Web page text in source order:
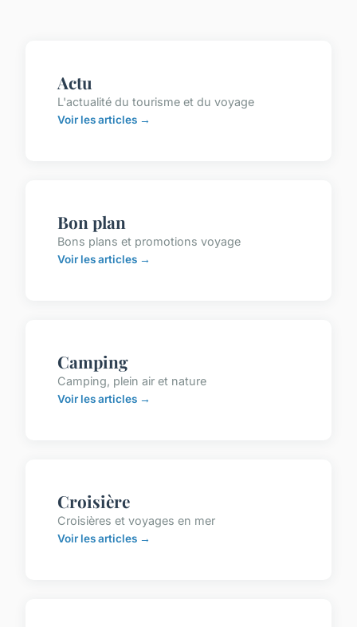
Actu
L'actualité du tourisme et du voyage
Voir les articles →
Bon plan
Bons plans et promotions voyage
Voir les articles →
Camping
Camping, plein air et nature
Voir les articles →
Croisière
Croisières et voyages en mer
Voir les articles →